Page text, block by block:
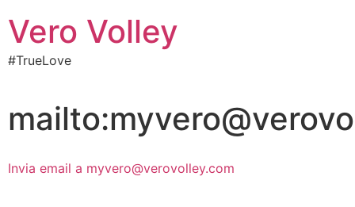
Vero Volley
#TrueLove
Invia email a myvero@verovolley.com